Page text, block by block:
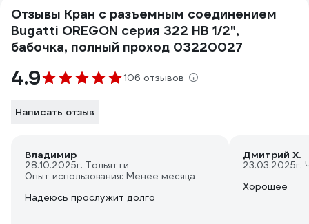
Отзывы Кран с разъемным соединением
Bugatti OREGON серия 322 НВ 1/2",
бабочка, полный проход 03220027
4.9 106 отзывов
Написать отзыв
Владимир
28.10.2025г. Тольятти
Опыт использования: Менее месяца
Надеюсь прослужит долго
Дмитрий Х.
23.03.2025г.
Хорошее